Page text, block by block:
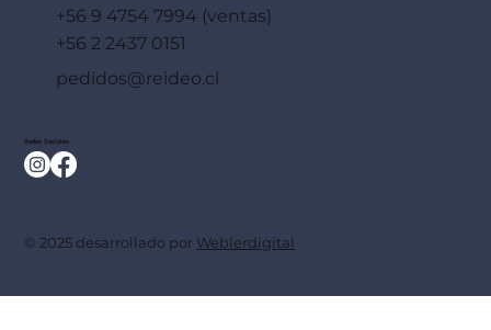
+56 9 4754 7994 (ventas)
+56 2 2437 0151
pedidos@reideo.cl
Redes Sociales
© 2025 desarrollado por Weblerdigital